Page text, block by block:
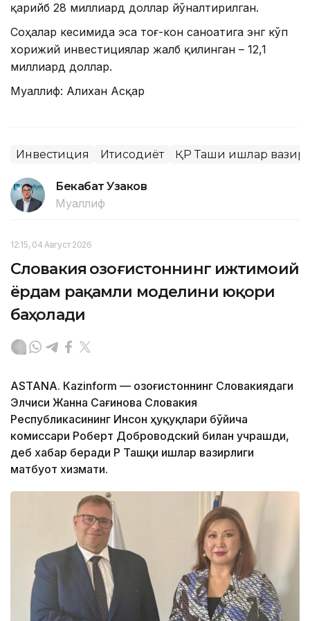
қарийб 28 миллиард доллар йўналтирилган.
Соҳалар кесимида эса тоғ-кон саноатига энг кўп
хорижий инвестициялар жалб қилинган – 12,1
миллиард доллар.
Муаллиф: Алихан Асқар
Инвестиция Иқтисодиёт ҚР Ташқи ишлар
Бекабат Узаков
Муаллиф
12:15, 04 Август 2026
Словакия Қозоғистоннинг ижтимоий
ёрдам рақамли моделини юқори
баҳолади
ASTANА. Кazinform — Қозоғистоннинг Словакиядаги
Элчиси Жанна Сағинова Словакия
Республикасининг Инсон ҳуқуқлари бўйича
комиссари Роберт Доброводский билан учрашди,
деб хабар беради ҚР Ташқи ишлар вазирлиги
матбуот хизмати.